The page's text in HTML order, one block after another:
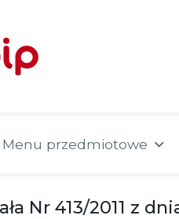
Menu przedmiotowe
Nr 413/2011 z